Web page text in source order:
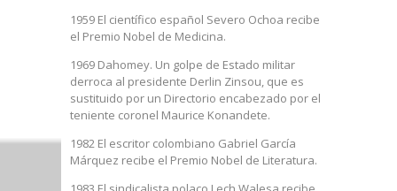
1959 El científico español Severo Ochoa recibe
el Premio Nobel de Medicina.
1969 Dahomey. Un golpe de Estado militar
derroca al presidente Derlin Zinsou, que es
sustituido por un Directorio encabezado por el
teniente coronel Maurice Konandete.
1982 El escritor colombiano Gabriel García
Márquez recibe el Premio Nobel de Literatura.